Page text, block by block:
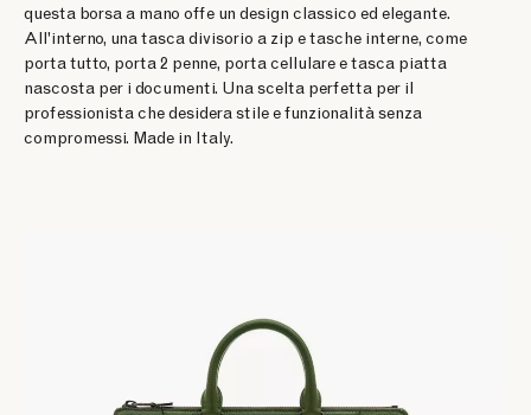
questa borsa a mano offe un design classico ed elegante.
All'interno, una tasca divisorio a zip e tasche interne, come
porta tutto, porta 2 penne, porta cellulare e tasca piatta
nascosta per i documenti. Una scelta perfetta per il
professionista che desidera stile e funzionalità senza
compromessi. Made in Italy.